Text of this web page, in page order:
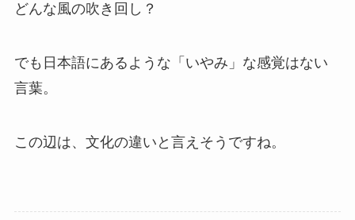
どんな風の吹き回し？
でも日本語にあるような「いやみ」な感覚はない
言葉。
この辺は、文化の違いと言えそうですね。